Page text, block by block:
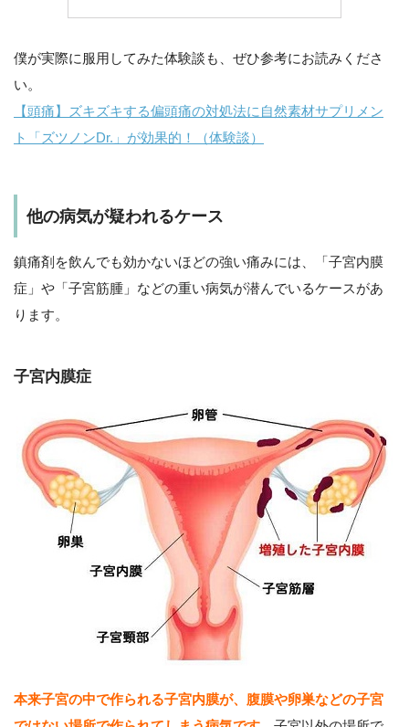
僕が実際に服用してみた体験談も、ぜひ参考にお読みくださ
い。
【頭痛】ズキズキする偏頭痛の対処法に自然素材サプリメン
ト「ズツノンDr.」が効果的！（体験談）
他の病気が疑われるケース
鎮痛剤を飲んでも効かないほどの強い痛みには、「子宮内膜
症」や「子宮筋腫」などの重い病気が潜んでいるケースがあ
ります。
子宮内膜症
本来子宮の中で作られる子宮内膜が、腹膜や卵巣などの子宮